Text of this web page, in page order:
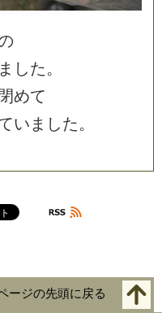
ま した。
閉めて
い ま した。
ージの先頭に戻る